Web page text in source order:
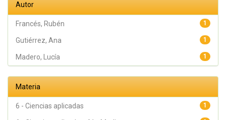
Autor
1
Francés, Rubén
1
Gutiérrez, Ana
1
Madero, Lucía
Materia
1
6 - Ciencias aplicadas